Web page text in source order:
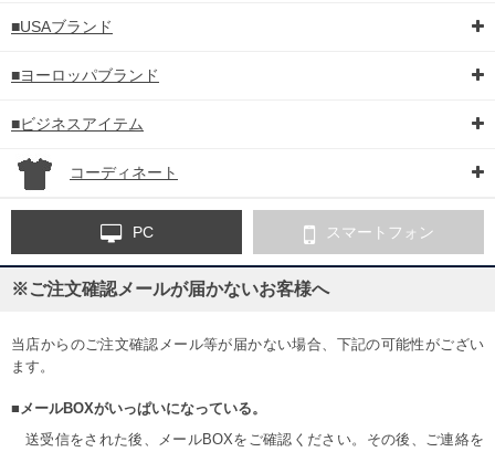
■USAブランド
■ヨーロッパブランド
■ビジネスアイテム
コーディネート
PC スマートフォン
※ご注文確認メールが届かないお客様へ
当店からのご注文確認メール等が届かない場合、下記の可能性がござい
ます。
■メールBOXがいっぱいになっている。
送受信をされた後、メールBOXをご確認ください。その後、ご連絡を